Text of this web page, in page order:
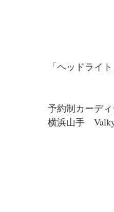
「ヘッドライ
予約制カーデ
横浜山手　